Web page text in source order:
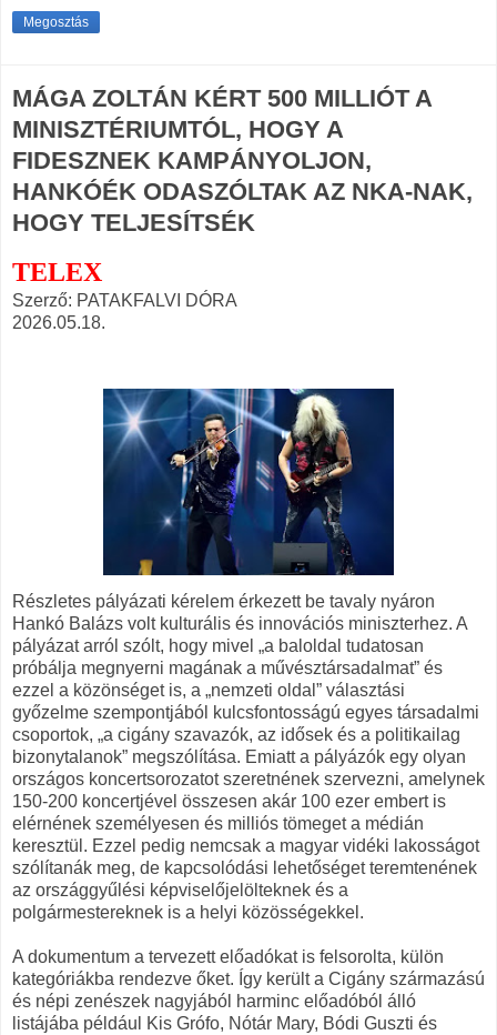
Megosztás
MÁGA ZOLTÁN KÉRT 500 MILLIÓT A
MINISZTÉRIUMTÓL, HOGY A
FIDESZNEK KAMPÁNYOLJON,
HANKÓÉK ODASZÓLTAK AZ NKA-NAK,
HOGY TELJESÍTSÉK
TELEX
Szerző: PATAKFALVI DÓRA
2026.05.18.
Részletes pályázati kérelem érkezett be tavaly nyáron
Hankó Balázs volt kulturális és innovációs miniszterhez. A
pályázat arról szólt, hogy mivel „a baloldal tudatosan
próbálja megnyerni magának a művésztársadalmat” és
ezzel a közönséget is, a „nemzeti oldal” választási
győzelme szempontjából kulcsfontosságú egyes társadalmi
csoportok, „a cigány szavazók, az idősek és a politikailag
bizonytalanok” megszólítása. Emiatt a pályázók egy olyan
országos koncertsorozatot szeretnének szervezni, amelynek
150-200 koncertjével összesen akár 100 ezer embert is
elérnének személyesen és milliós tömeget a médián
keresztül. Ezzel pedig nemcsak a magyar vidéki lakosságot
szólítanák meg, de kapcsolódási lehetőséget teremtenének
az országgyűlési képviselőjelölteknek és a
polgármestereknek is a helyi közösségekkel.
A dokumentum a tervezett előadókat is felsorolta, külön
kategóriákba rendezve őket. Így került a Cigány származású
és népi zenészek nagyjából harminc előadóból álló
listájába például Kis Grófo, Nótár Mary, Bódi Guszti és